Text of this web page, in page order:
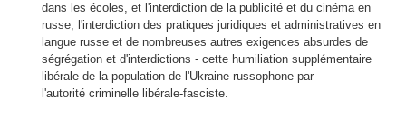
dans les écoles, et l'interdiction de la publicité et du cinémaen
russe, l'interdiction des pratiques juridiques et administratives en
langue russe et de nombreuses autres exigences absurdes de
ségrégation et d'interdictions - cette humiliation supplémentaire
libérale de la population de l'Ukraine russophone par
l'autorité criminel le libérale-fasciste.